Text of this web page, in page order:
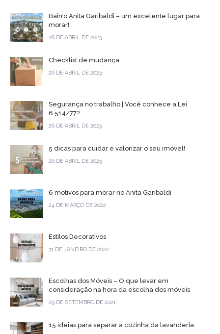
Bairro Anita Garibaldi – um excelente lugar para
morar!
28 DE ABRIL DE 2023
Checklist de mudança
26 DE ABRIL DE 2023
Segurança no trabalho | Você conhece a Lei
6.514/77?
26 DE ABRIL DE 2023
5 dicas para cuidar e valorizar o seu imóvel!
26 DE ABRIL DE 2023
6 motivos para morar no Anita Garibaldi
24 DE MARÇO DE 2022
Estilos Decorativos
31 DE JANEIRO DE 2022
Escolhas dos Móveis – O que levar em
consideração na hora da escolha dos móveis
29 DE SETEMBRO DE 2021
15 ideias para separar a cozinha da lavanderia